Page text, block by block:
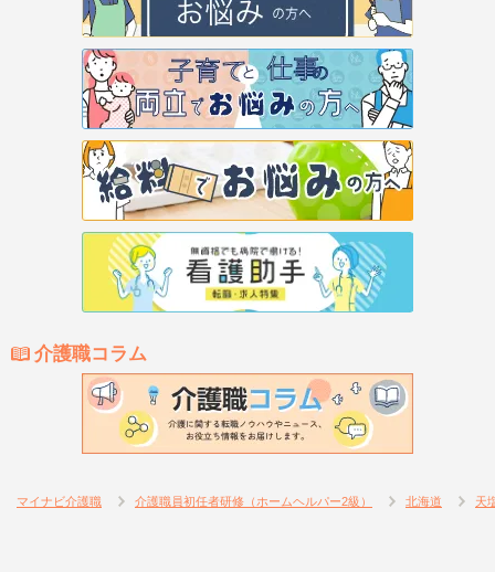
介護職コラム
マイナビ介護職 介護職員初任者研修（ホームヘルパー2級） 北海道 天